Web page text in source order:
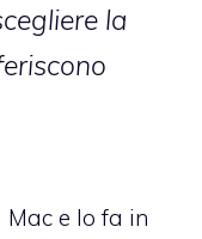
la
e lo fa in